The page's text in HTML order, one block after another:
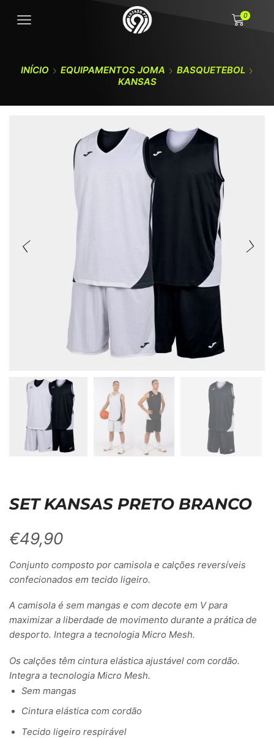
0
INÍCIO EQUIPAMENTOS JOMA
BASQUETEBOL
KANSAS
SET KANSAS PRETO BRANCO
€49,90
Conjunto composto por camisola e calções reversíveis
confecionados em tecido ligeiro.
A camisola é sem mangas e com decote em V para
maximizar a liberdade de movimento durante a prática de
desporto. Integra a tecnologia Micro Mesh.
Os calções têm cintura elástica ajustável com cordão.
Integra a tecnologia Micro Mesh.
Sem mangas
Cintura elástica com cordão
Tecido ligeiro respirável